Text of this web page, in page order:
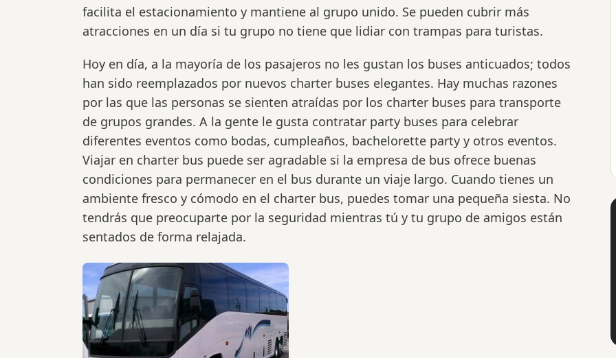
facilita el estacionamiento y mantiene al grupo unido. Se pueden cubrir más
atracciones en un día si tu grupo no tiene que lidiar con trampas para turistas.
Hoy en día, a la mayoría de los pasajeros no les gustan los buses anticuados; todos
han sido reemplazados por nuevos charter buses elegantes. Hay muchas razones
por las que las personas se sienten atraídas por los charter buses para transporte
de grupos grandes. A la gente le gusta contratar party buses para celebrar
diferentes eventos como bodas, cumpleaños, bachelorette party y otros eventos.
Viajar en charter bus puede ser agradable si la empresa de bus ofrece buenas
condiciones para permanecer en el bus durante un viaje largo. Cuando tienes un
ambiente fresco y cómodo en el charter bus, puedes tomar una pequeña siesta. No
tendrás que preocuparte por la seguridad mientras tú y tu grupo de amigos están
sentados de forma relajada.